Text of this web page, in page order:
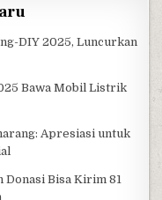
DIY 2025, Luncurkan
Bawa Mobil Listrik
Apresiasi untuk
Donasi Bisa Kirim 81